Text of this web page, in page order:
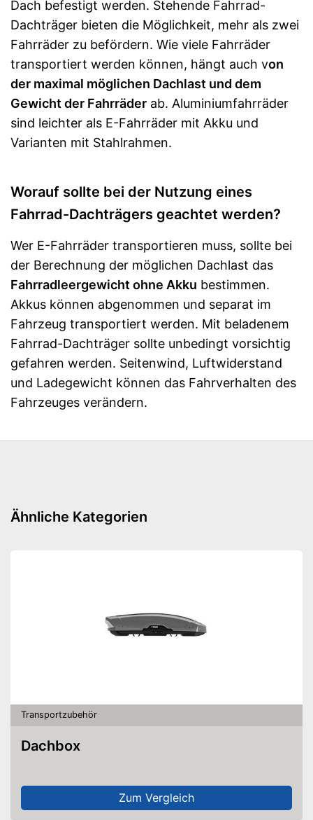
Dach befestigt werden. Stehende Fahrrad-
Dachträger bieten die Möglichkeit, mehr als zwei
Fahrräder zu befördern. Wie viele Fahrräder
transportiert werden können, hängt auch von
der maximal möglichen Dachlast und dem
Gewicht der Fahrräder ab. Aluminiumfahrräder
sind leichter als E-Fahrräder mit Akku und
Varianten mit Stahlrahmen.
Worauf sollte bei der Nutzung eines
Fahrrad-Dachträgers geachtet werden?
Wer E-Fahrräder transportieren muss, sollte bei
der Berechnung der möglichen Dachlast das
Fahrradleergewicht ohne Akku bestimmen.
Akkus können abgenommen und separat im
Fahrzeug transportiert werden. Mit beladenem
Fahrrad-Dachträger sollte unbedingt vorsichtig
gefahren werden. Seitenwind, Luftwiderstand
und Ladegewicht können das Fahrverhalten des
Fahrzeuges verändern.
Ähnliche Kategorien
Transportzubehör
Dachbox
Zum Vergleich